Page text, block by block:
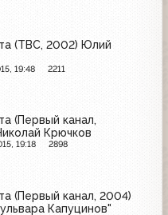
(ТВС, 2002) Юлий
19:48 2211
(Первый канал,
Крючков
19:18 2898
(Первый канал, 2004)
Капуцинов"